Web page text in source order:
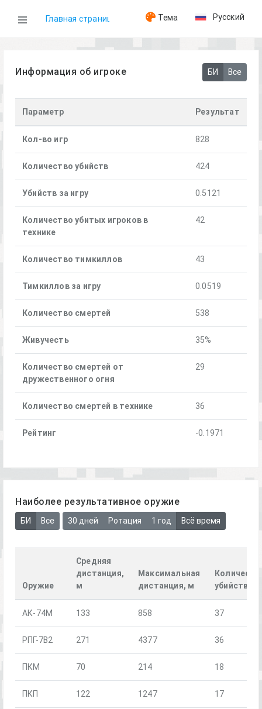
Главная страница Тема Русский
Информация об игроке БИ Все
Параметр Результат
Кол-во игр 828
Количество убийств 424
Убийств за игру 0.5121
Количество убитых игроков в
технике
42
Количество тимкиллов 43
Тимкиллов за игру 0.0519
Количество смертей 538
Живучесть 35%
Количество смертей от
дружественного огня
29
Количество смертей в технике 36
Рейтинг -0.1971
Наиболее результативное оружие
БИ Все 30 дней Ротация 1 год Всё время
Оружие
Средняя
дистанция,
м
Максимальная
дистанция, м
убийств
АК-74М 133 858 37
РПГ-7В2 271 4377 36
ПКМ 70 214 18
ПКП 122 1247 17